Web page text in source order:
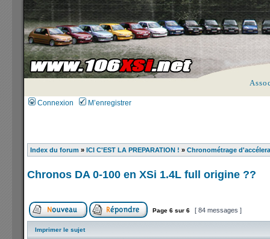
Connexion M’enregistrer
Index du forum » ICI C'EST LA PREPARATION ! » Chronométrage
Chronos DA 0-100 en XSi 1.4L full origine ??
Page 6 sur 6 [ 84 messages ]
Imprimer le sujet